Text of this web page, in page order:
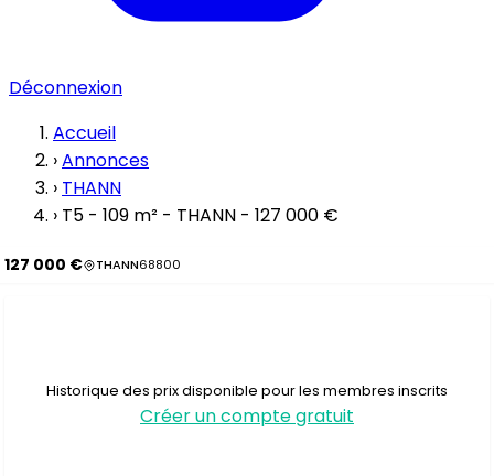
Déconnexion
Accueil
›Annonces
› THANN
› T5 - 109 m² - THANN - 127 000 €
127 000 € THANN68800
Historique des prix disponible pour les membres inscrits
Créer un compte gratuit